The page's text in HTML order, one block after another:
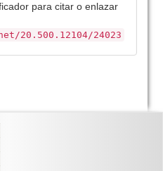
para citar o enlazar
20.500.12104/24023